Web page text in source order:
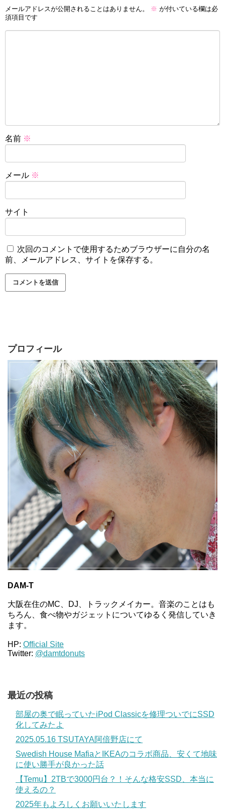
メールアドレスが公開されることはありません。 ※ が付いている欄は必
須項目です
名前 ※
メール ※
サイト
次回のコメントで使用するためブラウザーに自分の名
前、メールアドレス、サイトを保存する。
プロフィール
DAM-T
大阪在住のMC、DJ、トラックメイカー。音楽のことはも
ちろん、食べ物やガジェットについてゆるく発信していき
ます。
HP: Official Site
Twitter: @damtdonuts
最近の投稿
部屋の奥で眠っていたiPod Classicを修理ついでにSSD
化してみたよ
2025.05.16 TSUTAYA阿倍野店にて
Swedish House MafiaとIKEAのコラボ商品、安くて地味
に使い勝手が良かった話
【Temu】2TBで3000円台？！そんな格安SSD、本当に
使えるの？
2025年もよろしくお願いいたします